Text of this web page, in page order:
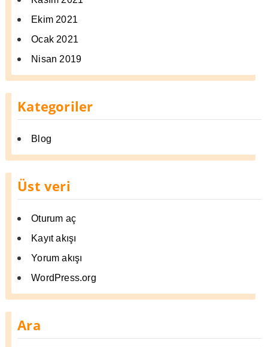
Ekim 2021
Ocak 2021
Nisan 2019
Kategoriler
Blog
Üst veri
Oturum aç
Kayıt akışı
Yorum akışı
WordPress.org
Ara